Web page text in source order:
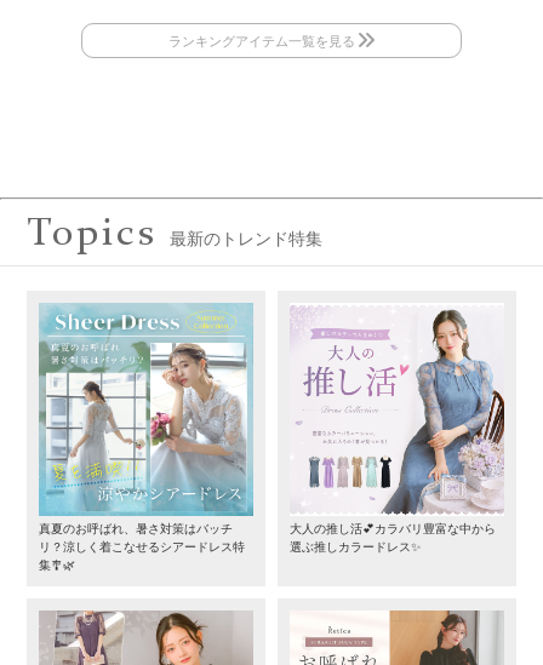
Topics 最新のトレンド特集
真夏のお呼ばれ、暑さ対策はバッチ
リ？涼しく着こなせるシアードレス特
集🎐🌿
大人の推し活💕カラバリ豊富な中から
選ぶ推しカラードレス✨